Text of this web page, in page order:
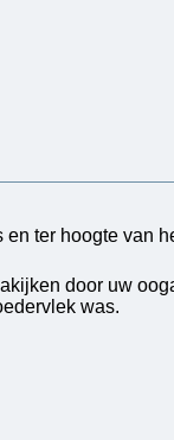
ter hoogte van
door uw
was.